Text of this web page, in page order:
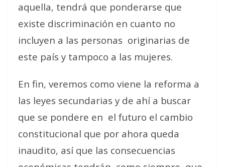
aquella, tendrá que ponderarse que
existe discriminación en cuanto no
incluyen a las personas originarias de
este país y tampoco a las mujeres.
En fin, veremos como viene la reforma a
las leyes secundarias y de ahí a buscar
que se pondere en el futuro el cambio
constitucional que por ahora queda
inaudito, así que las consecuencias